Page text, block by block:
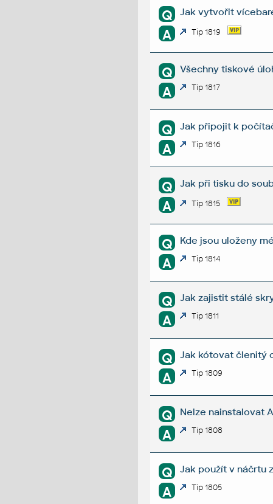
Q Jak vytvořit
A Tip 1819
Q Všechny tiskové
A Tip 1817
Q Jak připojit k
A Tip 1816
Q Jak při tisku do
A Tip 1815
Q Kde jsou uloženy
A Tip 1814
Q Jak zajistit stálé
A Tip 1811
Q Jak kótovat členitý
A Tip 1809
Q Nelze nainstalovat
A Tip 1808
Q Jak použít v náčrtu
A Tip 1805